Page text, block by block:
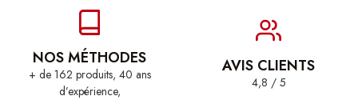
NOS MÉTHODES
+ de 162 produits, 40 ans
d’expérience,
AVIS CLIENTS
4,8 / 5